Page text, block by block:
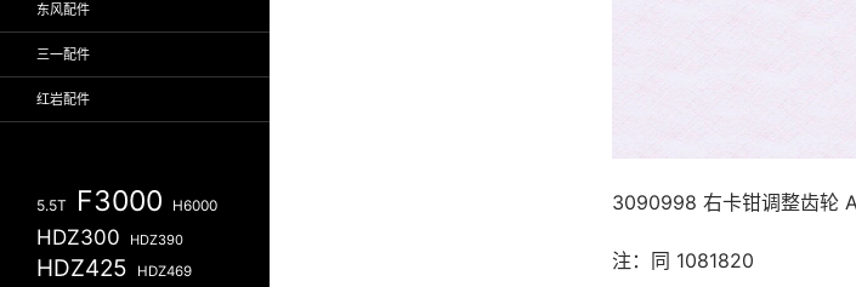
3090998 右卡钳调整齿轮
注：同 1081820
东风配件
三一配件
红岩配件
5.5T F3000 H6000
HDZ300 HDZ390
HDZ425 HDZ469